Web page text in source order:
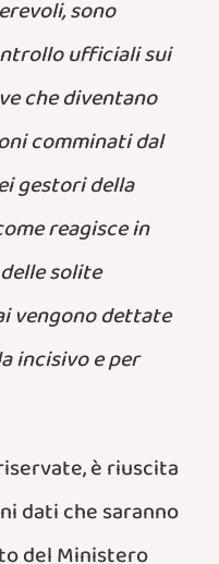
sono
ufficiali sui
che diventano
comminati dal
gestori della
reagisce in
solite
vengono dettate
incisivo e per
è riuscita
dati che saranno